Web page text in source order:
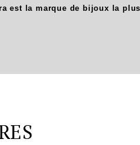
est la marque de bijoux la